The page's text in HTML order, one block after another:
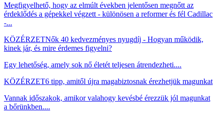
Megfigyelhető, hogy az elmúlt években jelentősen megnőtt az
érdeklődés a gépekkel végzett - különösen a reformer és fél Cadillac
-...
KÖZÉRZETNők 40 kedvezményes nyugdíj - Hogyan működik,
kinek jár, és mire érdemes figyelni?
Egy lehetőség, amely sok nő életét teljesen átrendezheti....
KÖZÉRZET6 tipp, amitől újra magabiztosnak érezhetjük magunkat
Vannak időszakok, amikor valahogy kevésbé érezzük jól magunkat
a bőrünkben....